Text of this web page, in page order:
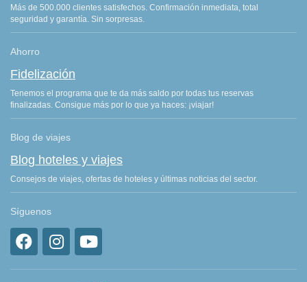
Más de 500.000 clientes satisfechos. Confirmación inmediata, total
seguridad y garantía. Sin sorpresas.
Ahorro
Fidelización
Tenemos el programa que te da más saldo por todas tus reservas
finalizadas. Consigue más por lo que ya haces: ¡viajar!
Blog de viajes
Blog hoteles y viajes
Consejos de viajes, ofertas de hoteles y últimas noticias del sector.
Síguenos